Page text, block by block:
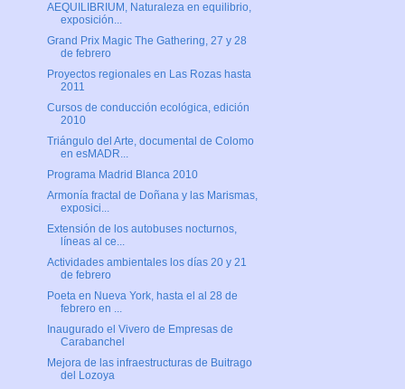
AEQUILIBRIUM, Naturaleza en equilibrio,
exposición...
Grand Prix Magic The Gathering, 27 y 28
de febrero
Proyectos regionales en Las Rozas hasta
2011
Cursos de conducción ecológica, edición
2010
Triángulo del Arte, documental de Colomo
en esMADR...
Programa Madrid Blanca 2010
Armonía fractal de Doñana y las Marismas,
exposici...
Extensión de los autobuses nocturnos,
líneas al ce...
Actividades ambientales los días 20 y 21
de febrero
Poeta en Nueva York, hasta el al 28 de
febrero en ...
Inaugurado el Vivero de Empresas de
Carabanchel
Mejora de las infraestructuras de Buitrago
del Lozoya